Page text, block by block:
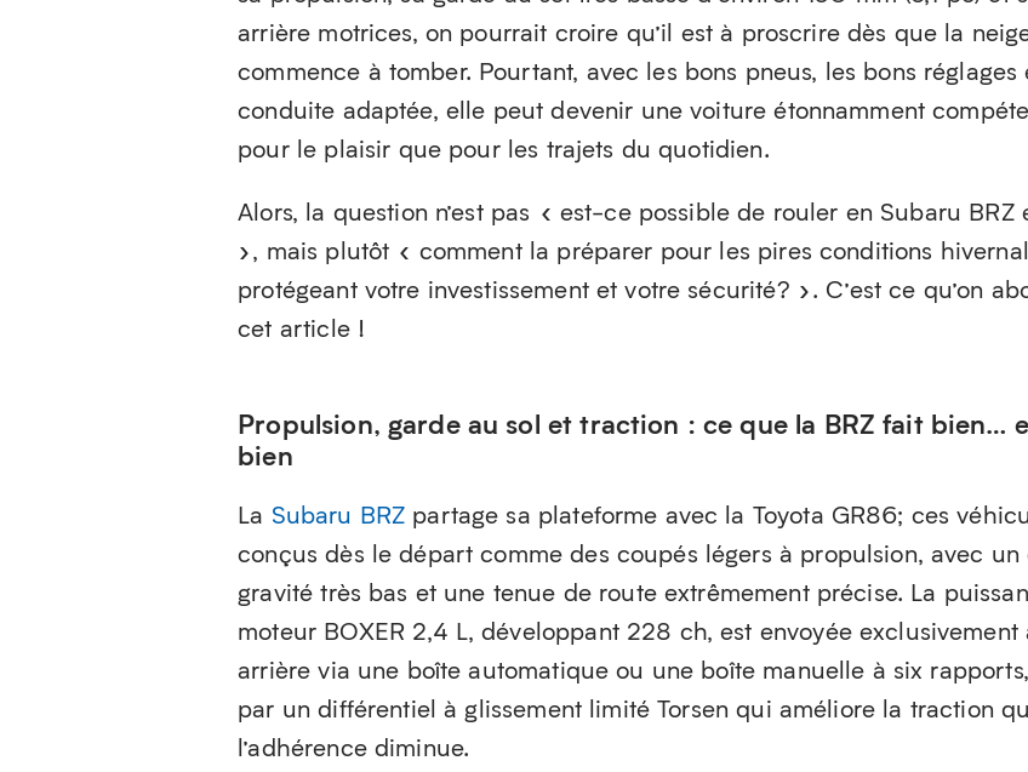
arrière motrices, on pourrait croire qu’il est à proscrire dès que la
commence à tomber. Pourtant, avec les bons pneus, les bons réglages
conduite adaptée, elle peut devenir une voiture étonnamment
pour le plaisir que pour les trajets du quotidien.
Alors, la question n’est pas « est-ce possible de rouler en Subaru BRZ
», mais plutôt « comment la préparer pour les pires conditions
protégeant votre investissement et votre sécurité? ». C’est ce qu’on
cet article !
Propulsion, garde au sol et traction : ce que la BRZ fait bien…
bien
La Subaru BRZ partage sa plateforme avec la Toyota GR86; ces
conçus dès le départ comme des coupés légers à propulsion, avec un
gravité très bas et une tenue de route extrêmement précise. La
moteur BOXER 2,4 L, développant 228 ch, est envoyée exclusivement
arrière via une boîte automatique ou une boîte manuelle à six
par un différentiel à glissement limité Torsen qui améliore la traction
l’adhérence diminue.